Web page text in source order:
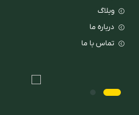
وبلاگ
درباره ما
تماس با ما